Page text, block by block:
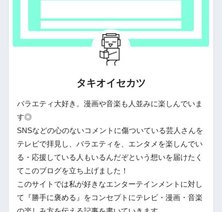
タキオイセカツ
バラエティ大好き。漫画や音楽も人並みに楽しんでいま
す◎
SNSなどの心のないコメントに傷ついている芸人さんを
テレビで拝見し、バラエティを、エンタメを楽しんでい
る・応援している人もいるんだぞという想いを届けたく
てこのブログを立ち上げました！
このサイトでは私が好きなエンターテインメントに対し
て『勝手に褒める』をコンセプトにテレビ・漫画・音楽